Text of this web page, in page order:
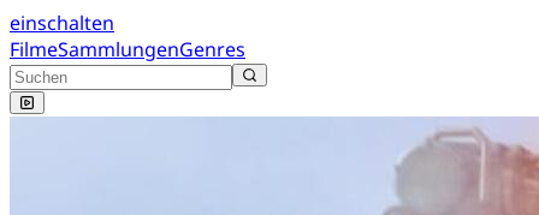
einschalten
FilmeSammlungenGenres